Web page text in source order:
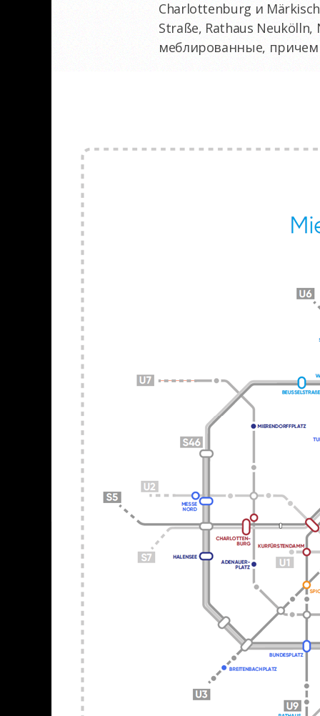
Charlottenburg и
Straße, Rathaus
меблированные, причем